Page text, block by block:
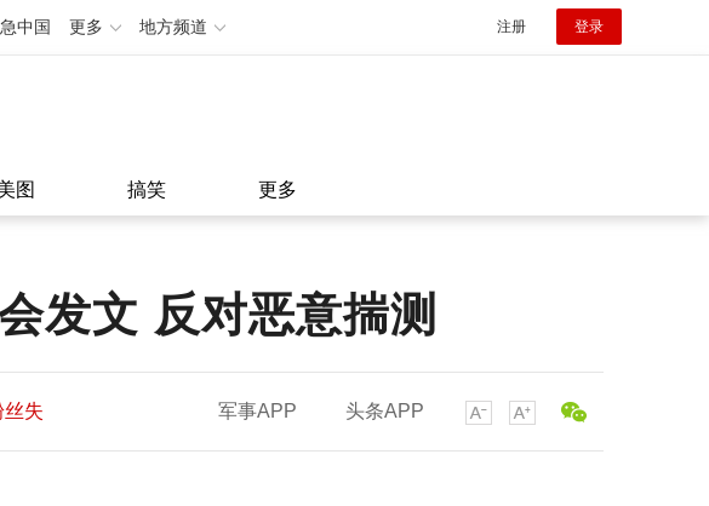
中国 更多 地方频道 注册 登录
图 搞笑 更多
发文 反对恶意揣测
丝失
军事APP 头条APP